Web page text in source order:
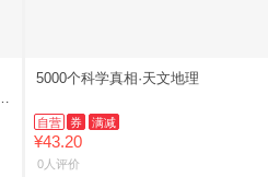
5000个科学真相·天文地理
自营 券 满减
¥43.20
0人评价